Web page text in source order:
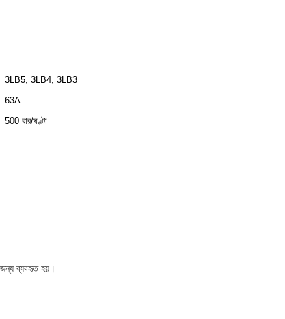
3LB5, 3LB4, 3LB3
63A
500 বার/ঘণ্টা
জন্য ব্যবহৃত হয়।